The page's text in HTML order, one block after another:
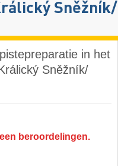
Sněžník/​
in het
Sněžník/​
beroordelingen.